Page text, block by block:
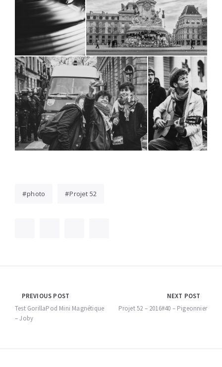
photo Projet 52
Navigation
de
l’article
PREVIOUS POST
Test GorillaPod Mini Magnétique
– Joby
NEXT POST
Projet 52 – 2016#40 – Pigeonnier